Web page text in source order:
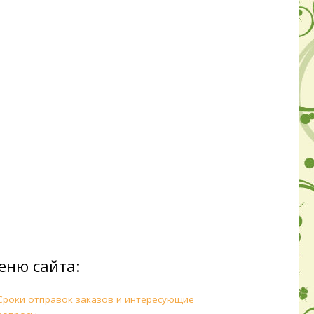
сайта:
отправок заказов и интересующие